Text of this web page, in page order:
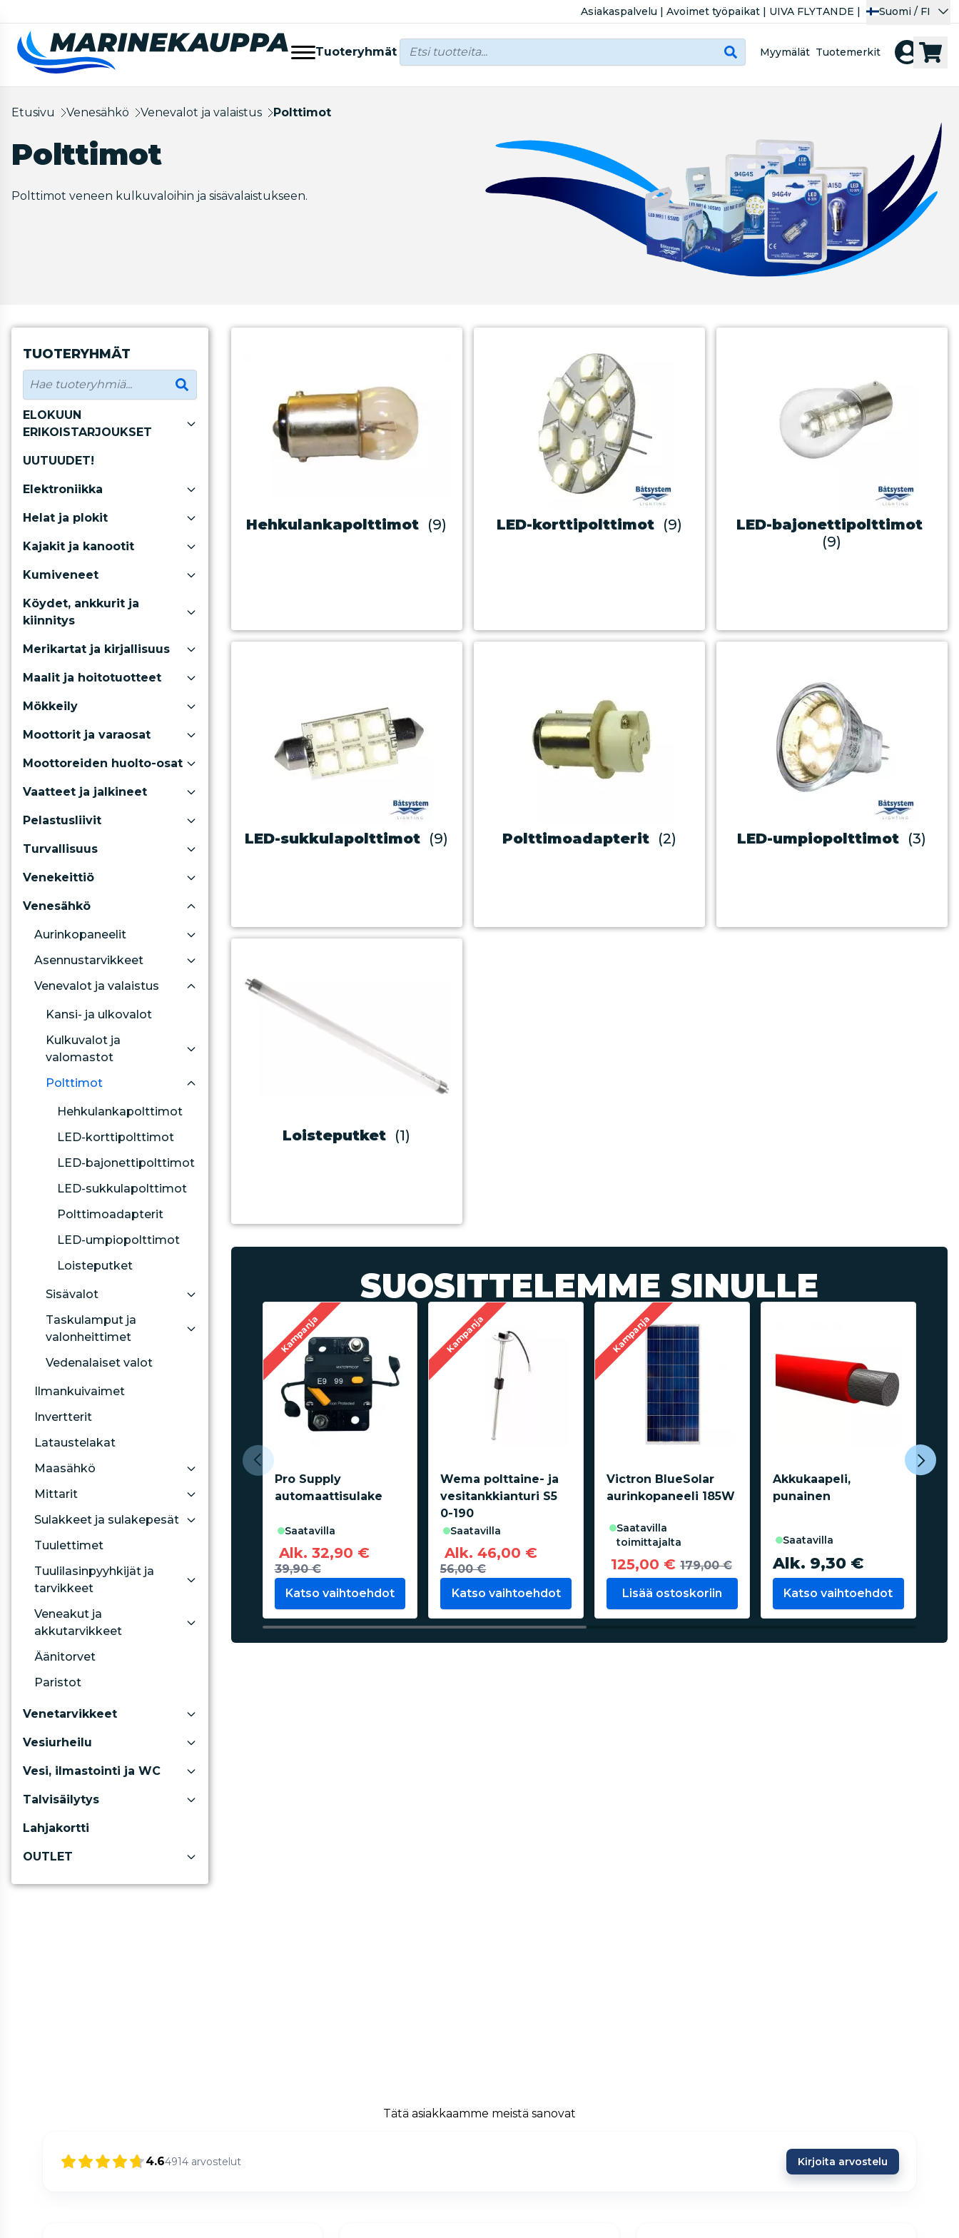
Asiakaspalvelu | Avoimet työpaikat | UIVA FLYTANDE | Suomi / FI
Tuoteryhmät Myymälät Tuotemerkit
Etusivu Venesähkö Venevalot ja valaistus Polttimot
Polttimot
Polttimot veneen kulkuvaloihin ja sisävalaistukseen.
TUOTERYHMÄT
ELOKUUN
ERIKOISTARJOUKSET
UUTUUDET!
Elektroniikka
Helat ja plokit
Kajakit ja kanootit
Kumiveneet
Köydet, ankkurit ja
kiinnitys
Merikartat ja kirjallisuus
Maalit ja hoitotuotteet
Mökkeily
Moottorit ja varaosat
Moottoreiden huolto-osat
Vaatteet ja jalkineet
Pelastusliivit
Turvallisuus
Venekeittiö
Venesähkö
Aurinkopaneelit
Asennustarvikkeet
Venevalot ja valaistus
Kansi- ja ulkovalot
Kulkuvalot ja
valomastot
Polttimot
Hehkulankapolttimot
LED-korttipolttimot
LED-bajonettipolttimot
LED-sukkulapolttimot
Polttimoadapterit
LED-umpiopolttimot
Loisteputket
Sisävalot
Taskulamput ja
valonheittimet
Vedenalaiset valot
Ilmankuivaimet
Invertterit
Lataustelakat
Maasähkö
Mittarit
Sulakkeet ja sulakepesät
Tuulettimet
Tuulilasinpyyhkijät ja
tarvikkeet
Veneakut ja
akkutarvikkeet
Äänitorvet
Paristot
Venetarvikkeet
Vesiurheilu
Vesi, ilmastointi ja WC
Talvisäilytys
Lahjakortti
OUTLET
Hehkulankapolttimot (9) LED-korttipolttimot (9)
LED-bajonettipolttimot
(9)
LED-sukkulapolttimot (9) Polttimoadapterit (2) LED-umpiopolttimot (3)
Loisteputket (1)
SUOSITTELEMME SINULLE
Kampanja
Pro Supply
automaattisulake
saatavilla
Alk. 32,90 €
39,90 €
Katso vaihtoehdot
Kampanja
Wema polttaine- ja
vesitankkianturi S5
0-190
saatavilla
Alk. 46,00 €
56,00 €
Katso vaihtoehdot
Kampanja
Victron BlueSolar
aurinkopaneeli 185W
saatavilla
toimittajalta
125,00 € 179,00 €
Lisää ostoskoriin
Akkukaapeli,
punainen
saatavilla
Alk. 9,30 €
Katso vaihtoehdot
Tätä asiakkaamme meistä sanovat
4.64914 arvostelut Kirjoita arvostelu